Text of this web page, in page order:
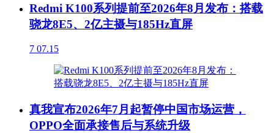
Redmi K100系列提前至2026年8月发布：搭载
骁龙8E5、2亿主摄与185Hz直屏
7 07.15
真我宣布2026年7月起暂停中国市场运营，
OPPO全面承接售后与系统升级